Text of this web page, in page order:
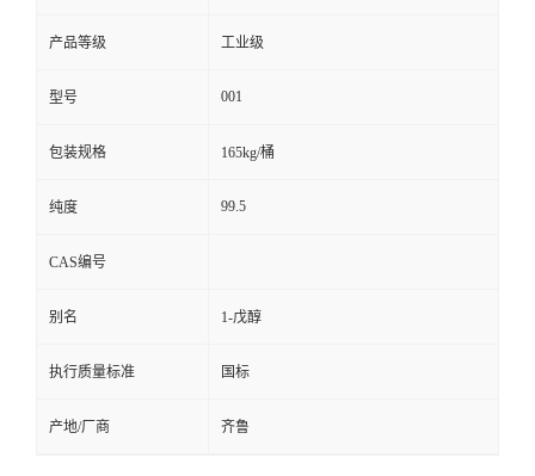
产品等级 工业级
型号 001
包装规格 165kg/桶
纯度 99.5
CAS编号
别名 1-戊醇
执行质量标准 国标
产地/厂商 齐鲁